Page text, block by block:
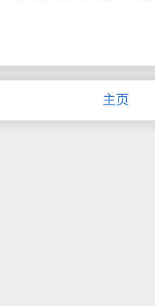
主页